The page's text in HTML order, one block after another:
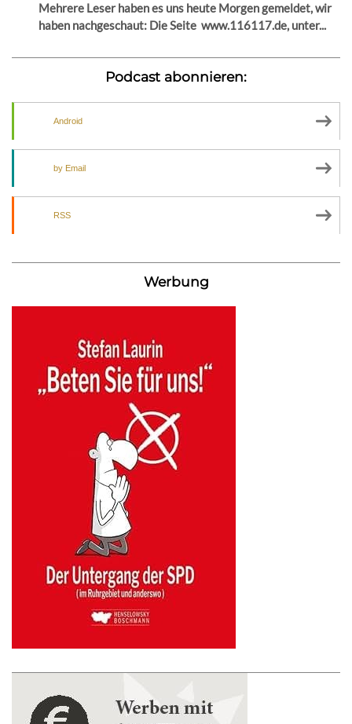
Mehrere Leser haben es uns heute Morgen gemeldet, wir
haben nachgeschaut: Die Seite www.116117.de, unter...
Podcast abonnieren:
Android
by Email
RSS
Werbung